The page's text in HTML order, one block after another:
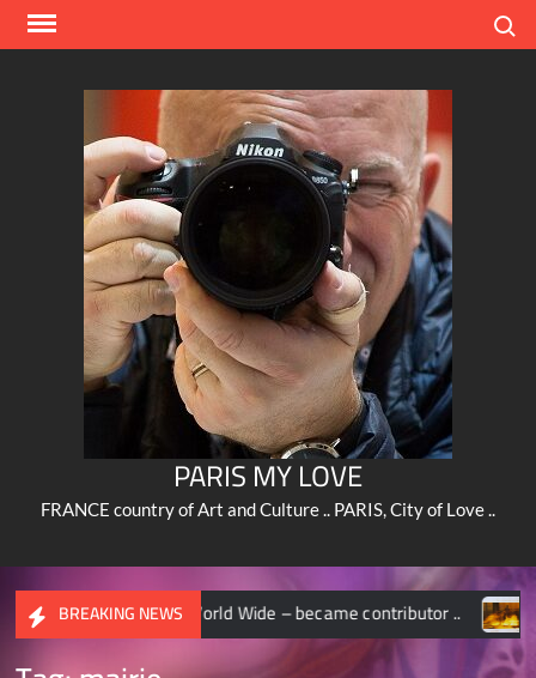
Skip
PARIS MY LOVE
FRANCE country of Art and Culture .. PARIS, City of Love ..
BREAKING NEWS
GEOGRAPHIC World Wide – became contributor ..